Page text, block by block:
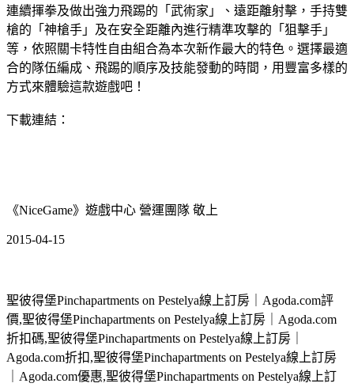
連續揮拳及做出強力飛踢的「武術家」、遠距離射擊，手持雙
槍的「神槍手」及在安全距離內進行精準攻擊的「狙擊手」
等，依照關卡特性自由組合為本次新作最大的特色。選擇最適
合的隊伍編成、飛踢的順序及技能發動的時間，用豐富多樣的
方式來體驗這款遊戲吧！
下載連結：
《NiceGame》遊戲中心 營運團隊 敬上
2015-04-15
聖彼得堡Pinchapartments on Pestelya線上訂房｜Agoda.com評
價,聖彼得堡Pinchapartments on Pestelya線上訂房｜Agoda.com
折扣碼,聖彼得堡Pinchapartments on Pestelya線上訂房｜
Agoda.com折扣,聖彼得堡Pinchapartments on Pestelya線上訂房
｜Agoda.com優惠,聖彼得堡Pinchapartments on Pestelya線上訂